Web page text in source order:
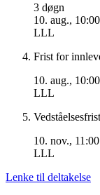
3 døgn
10. aug., 10:00
LLL
Frist for
10. aug., 10:00
LLL
Vedståelsesfrist
10. nov., 11:00
LLL
Lenke til deltakelse